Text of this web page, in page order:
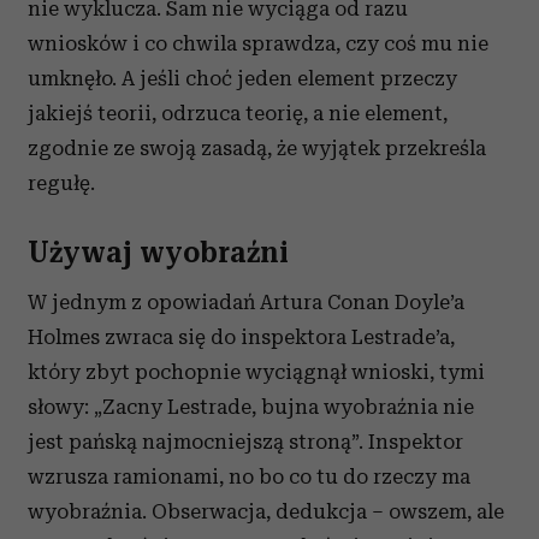
korzystania z ich usług.
nie wyklucza. Sam nie wyciąga od razu
wniosków i co chwila sprawdza, czy coś mu nie
umknęło. A jeśli choć jeden element przeczy
jakiejś teorii, odrzuca teorię, a nie element,
zgodnie ze swoją zasadą, że wyjątek przekreśla
regułę.
Używaj wyobraźni
W jednym z opowiadań Artura Conan Doyle’a
Holmes zwraca się do inspektora Lestrade’a,
który zbyt pochopnie wyciągnął wnioski, tymi
słowy: „Zacny Lestrade, bujna wyobraźnia nie
jest pańską najmocniejszą stroną”. Inspektor
wzrusza ramionami, no bo co tu do rzeczy ma
wyobraźnia. Obserwacja, dedukcja – owszem, ale